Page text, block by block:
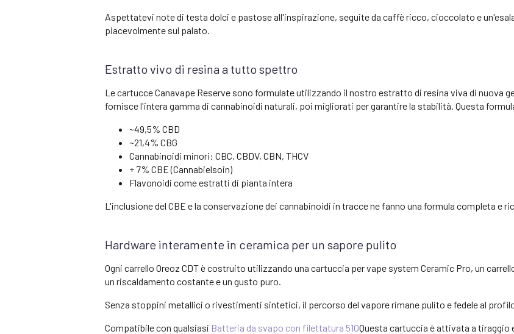
Aspettatevi note di testa dolci e pastose all'inspirazione, seguite da caffè ricco, cioccolato e
piacevolmente sul palato.
Estratto vivo di resina a tutto spettro
Le cartucce Canavape Reserve sono formulate utilizzando il nostro estratto di resina viva di nuova
fornisce l'intera gamma di cannabinoidi naturali, poi migliorati per garantire la stabilità. Questa
~49,5% CBD
~21,4% CBG
Cannabinoidi minori: CBC, CBDV, CBN, THCV
+ 7% CBE (Cannabielsoin)
Flavonoidi come estratti di pianta intera
L'inclusione del CBE e la conservazione dei cannabinoidi in tracce ne fanno una formula completa e
Hardware interamente in ceramica per un sapore pulito
Ogni carrello Oreoz CDT è costruito utilizzando una cartuccia per vape system Ceramic Pro, un
un riscaldamento costante e un gusto puro.
Senza stoppini metallici o rivestimenti sintetici, il percorso del vapore rimane pulito e fedele al
Compatibile con qualsiasi Batteria da svapo con filettatura 510Questa cartuccia è attivata a tiraggio